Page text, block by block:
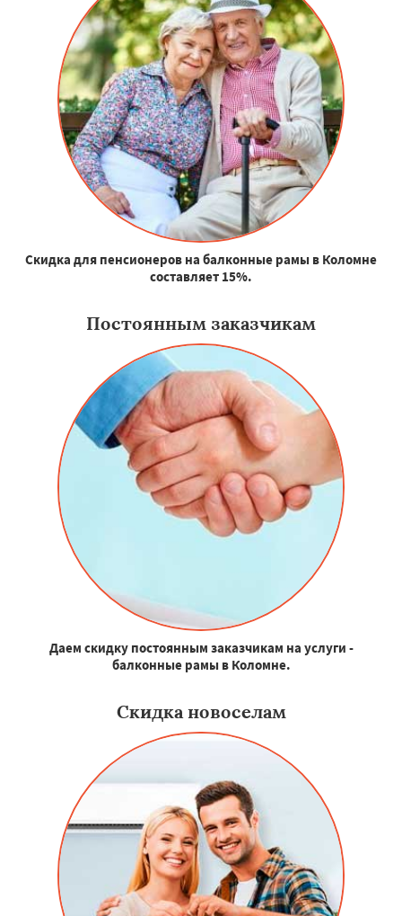
Скидка для пенсионеров на балконные рамы в Коломне
составляет 15%.
Постоянным заказчикам
Даем скидку постоянным заказчикам на услуги -
балконные рамы в Коломне.
Скидка новоселам